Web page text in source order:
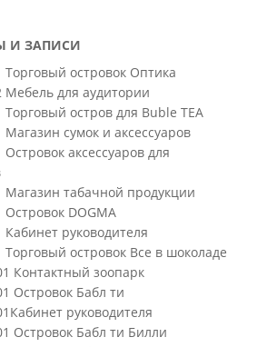
И ЗАПИСИ
островок Оптика
для аудитории
остров для Buble TEA
сумок и аксессуаров
аксессуаров для
табачной продукции
DOGMA
руководителя
островок Все в шоколаде
Контактный зоопарк
Островок Бабл ти
руководителя
Островок Бабл ти Билли